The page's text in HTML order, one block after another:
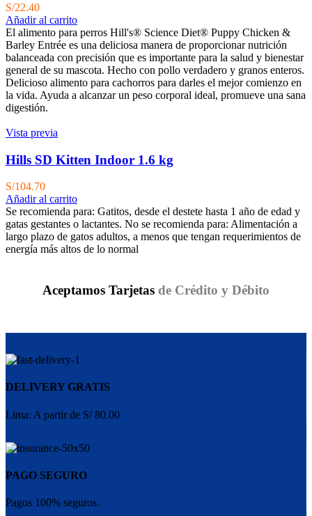
S/22.40
Añadir al carrito
El alimento para perros Hill's® Science Diet® Puppy Chicken &
Barley Entrée es una deliciosa manera de proporcionar nutrición
balanceada con precisión que es importante para la salud y bienestar
general de su mascota. Hecho con pollo verdadero y granos enteros.
Delicioso alimento para cachorros para darles el mejor comienzo en
la vida. Ayuda a alcanzar un peso corporal ideal, promueve una sana
digestión.
Vista previa
Hills SD Kitten Indoor 1.6 kg
S/104.70
Añadir al carrito
Se recomienda para: Gatitos, desde el destete hasta 1 año de edad y
gatas gestantes o lactantes. No se recomienda para: Alimentación a
largo plazo de gatos adultos, a menos que tengan requerimientos de
energía más altos de lo normal
Aceptamos Tarjetas de Crédito y Débito
DELIVERY GRATIS
Lima: A partir de S/ 80.00
PAGO SEGURO
Pagos 100% seguros.